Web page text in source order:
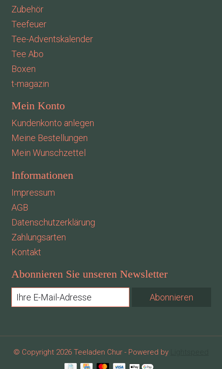
Zubehör
Teefeuer
Tee-Adventskalender
Tee Abo
Boxen
t-magazin
Mein Konto
Kundenkonto anlegen
Meine Bestellungen
Mein Wunschzettel
Informationen
Impressum
AGB
Datenschutzerklärung
Zahlungsarten
Kontakt
Abonnieren Sie unseren Newsletter
Abonnieren
© Copyright 2026 Teeladen Chur - Powered by